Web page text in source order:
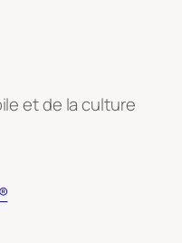
et de la culture